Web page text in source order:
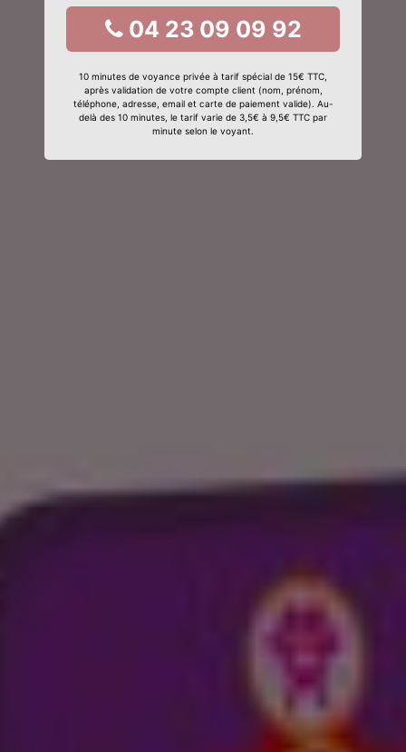
04 23 09 09 92
10 minutes de voyance privée à tarif spécial de 15€ TTC,
après validation de votre compte client (nom, prénom,
téléphone, adresse, email et carte de paiement valide). Au-
delà des 10 minutes, le tarif varie de 3,5€ à 9,5€ TTC par
minute selon le voyant.